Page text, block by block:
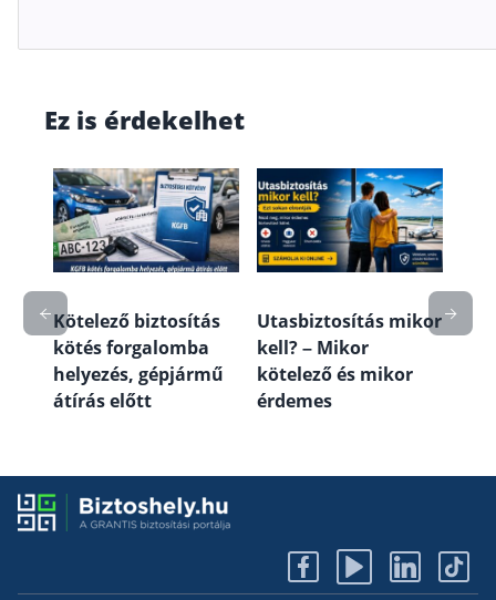
Ez is érdekelhet
és
Kötelező biztosítás
kötés forgalomba
helyezés, gépjármű
átírás előtt
Utasbiztosítás mikor
kell? – Mikor
kötelező és mikor
érdemes